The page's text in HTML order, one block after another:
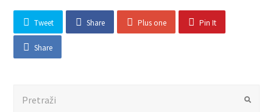
Tweet Share Plus one Pin It
Share
Submit